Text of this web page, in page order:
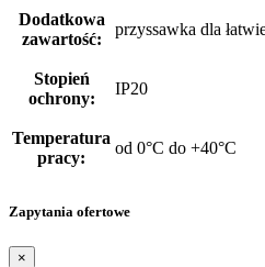
Dodatkowa
zawartość:
przyssawka dla
Stopień
ochrony:
IP20
Temperatura
pracy:
od 0°C do +40°C
Zapytania ofertowe
×